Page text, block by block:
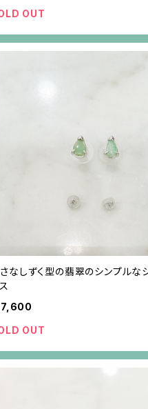
OUT
なしずく型の翡翠のシンプルな
OUT